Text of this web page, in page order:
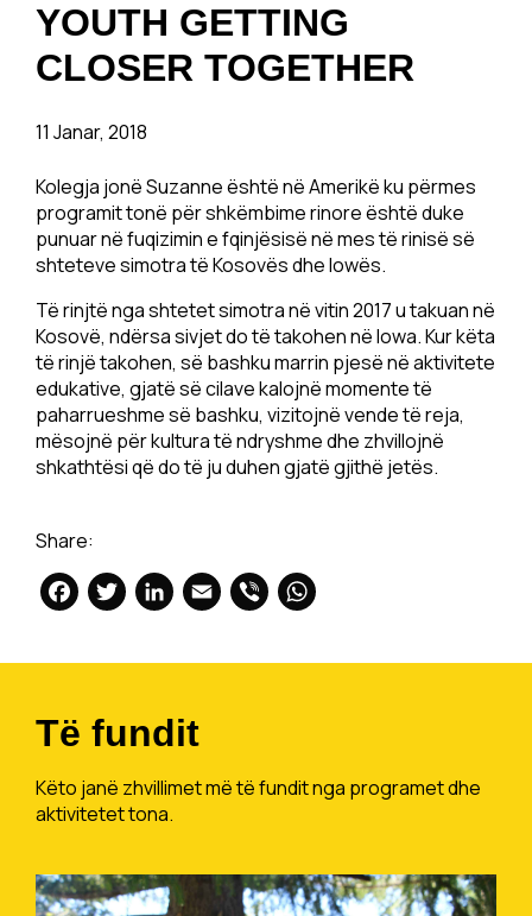
YOUTH GETTING
CLOSER TOGETHER
11 Janar, 2018
Kolegja jonë Suzanne është në Amerikë ku përmes
programit tonë për shkëmbime rinore është duke
punuar në fuqizimin e fqinjësisë në mes të rinisë së
shteteve simotra të Kosovës dhe Iowës.
Të rinjtë nga shtetet simotra në vitin 2017 u takuan në
Kosovë, ndërsa sivjet do të takohen në Iowa. Kur këta
të rinjë takohen, së bashku marrin pjesë në aktivitete
edukative, gjatë së cilave kalojnë momente të
paharrueshme së bashku, vizitojnë vende të reja,
mësojnë për kultura të ndryshme dhe zhvillojnë
shkathtësi që do të ju duhen gjatë gjithë jetës.
Share:
Facebook
Twitter
LinkedIn
Email
Viber
Të fundit
Këto janë zhvillimet më të fundit nga programet dhe
aktivitetet tona.